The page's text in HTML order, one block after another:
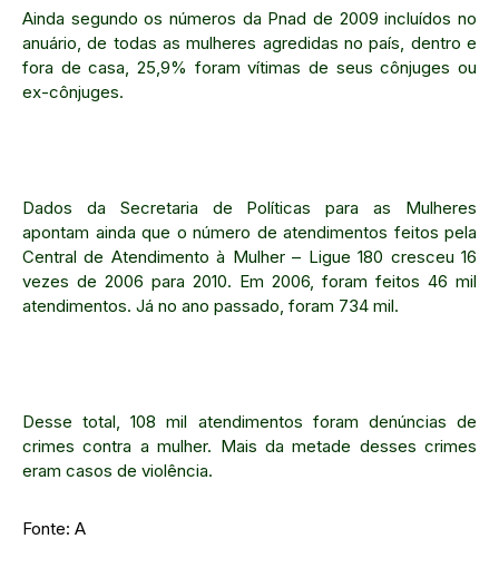
Ainda segundo os números da Pnad de 2009 incluídos no
anuário, de todas as mulheres agredidas no país, dentro e
fora de casa, 25,9% foram vítimas de seus cônjuges ou
ex-cônjuges.
Dados da Secretaria de Políticas para as Mulheres
apontam ainda que o número de atendimentos feitos pela
Central de Atendimento à Mulher – Ligue 180 cresceu 16
vezes de 2006 para 2010. Em 2006, foram feitos 46 mil
atendimentos. Já no ano passado, foram 734 mil.
Desse total, 108 mil atendimentos foram denúncias de
crimes contra a mulher. Mais da metade desses crimes
eram casos de violência.
Fonte: A